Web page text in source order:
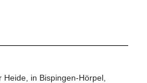
in Bispingen-Hörpel,